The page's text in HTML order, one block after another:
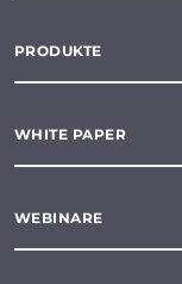
PRODUKTE
WHITE PAPER
WEBINARE